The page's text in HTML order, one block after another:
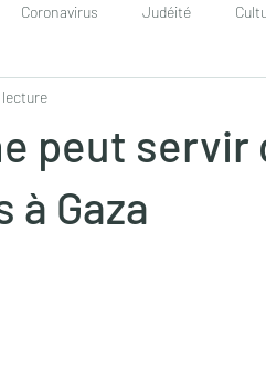
Coronavirus Judéité
peut
à Gaza
lecture